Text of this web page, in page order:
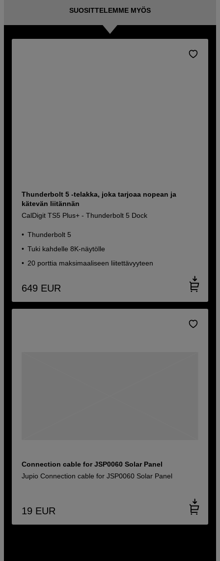
SUOSITTELEMME MYÖS
Thunderbolt 5 -telakka, joka tarjoaa nopean ja
kätevän liitännän
CalDigit TS5 Plus+ - Thunderbolt 5 Dock
Thunderbolt 5
Tuki kahdelle 8K-näytölle
20 porttia maksimaaliseen liitettävyyteen
649 EUR
Connection cable for JSP0060 Solar Panel
Jupio Connection cable for JSP0060 Solar Panel
19 EUR